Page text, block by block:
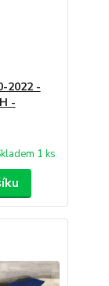
2022 -
-
1 ks